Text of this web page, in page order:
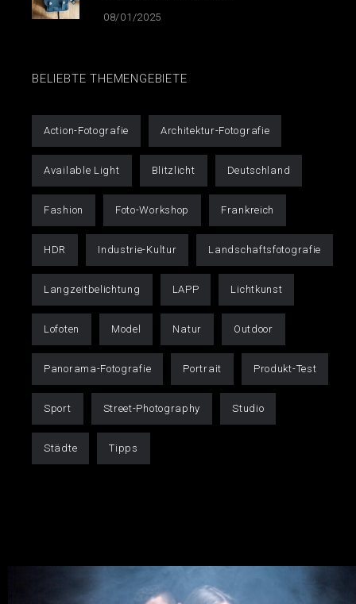
08/01/2025
BELIEBTE THEMENGEBIETE
Action-Fotografie Architektur-Fotografie
Available Light Blitzlicht Deutschland
Fashion Foto-Workshop Frankreich
HDR Industrie-Kultur Landschaftsfotografie
Langzeitbelichtung LAPP Lichtkunst
Lofoten Model Natur Outdoor
Panorama-Fotografie Portrait Produkt-Test
Sport Street-Photography Studio
Städte Tipps